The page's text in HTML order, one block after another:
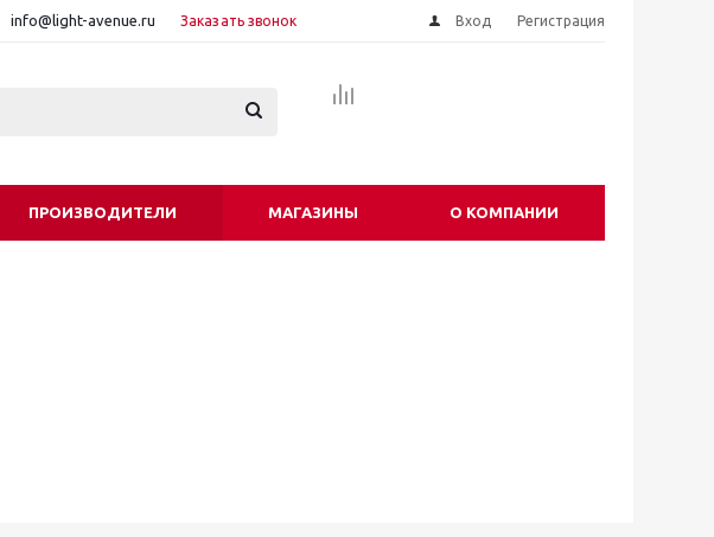
info@light-avenue.ru Заказать звонок Вход Регистрация
ПРОИЗВОДИТЕЛИ МАГАЗИНЫ О КОМПАНИИ